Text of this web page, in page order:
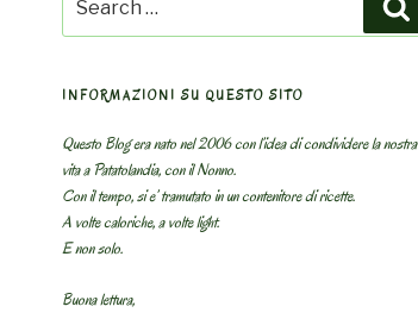
for:
INFORMAZIONI SU QUESTO SITO
Questo Blog era nato nel 2006 con l’idea di condividere la nostra
vita a Patatolandia, con il Nonno.
Con il tempo, si e’ tramutato in un contenitore di ricette.
A volte caloriche, a volte light.
E non solo.
Buona lettura,